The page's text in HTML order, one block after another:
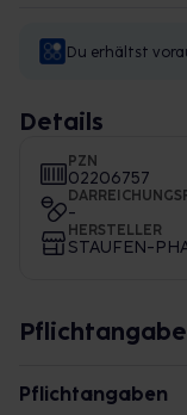
Du erhältst
Details
PZN
02206757
-
HERSTELLER
STAUFEN-
Pflichtangaben